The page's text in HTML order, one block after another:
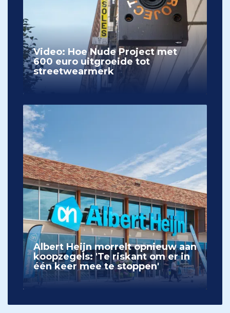
Video: Hoe Nude Project met
600 euro uitgroeide tot
streetwearmerk
Albert Heijn morrelt opnieuw aan
koopzegels: 'Te riskant om er in
één keer mee te stoppen'